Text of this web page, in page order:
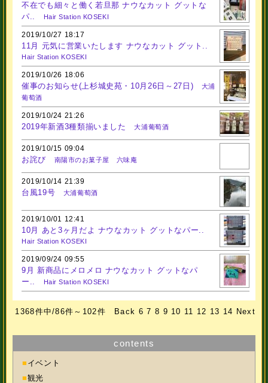
不在でも細々と働く若旦那 ナウなカット グットな
パ..
Hair Station KOSEKI
2019/10/27 18:17
11月 元気に営業いたします ナウなカット グット..
Hair Station KOSEKI
2019/10/26 18:06
催事のお知らせ(上杉城史苑・10月26日～27日)
大浦
葡萄酒
2019/10/24 21:26
2019年新酒3種類揃いました 大浦葡萄酒
2019/10/15 09:04
お詫び 南陽市のお菓子屋 六味庵
2019/10/14 21:39
台風19号 大浦葡萄酒
2019/10/01 12:41
10月 あと3ヶ月だよ ナウなカット グットなパー..
Hair Station KOSEKI
2019/09/24 09:55
9月 新商品にメロメロ ナウなカット グットなパ
ー..
Hair Station KOSEKI
1368件中/86件～102件 Back 6 7 8 9 10 11 12 13 14 Next
contents
■ イベント
■観光